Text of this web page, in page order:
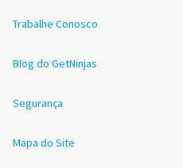
Trabalhe Conosco
Blog do GetNinjas
Segurança
Mapa do Site